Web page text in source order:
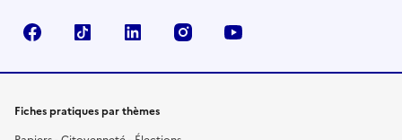
FacebookTikTok LinkedIn Instagram
Fiches pratiques par thèmes